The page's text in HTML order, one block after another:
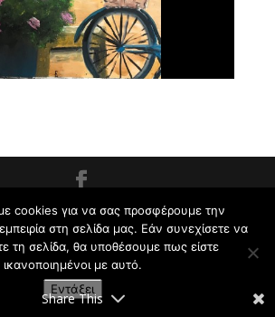
για Παιδιά και Ενήλικες
Κρυωνάς Σ. | 2009-2021
Share This
cookies για να σας προσφέρουμε την
στη σελίδα μας. Εάν συνεχίσετε να
τη σελίδα, θα υποθέσουμε πως είστε
ικανοποιημένοι με αυτό.
Εντάξει